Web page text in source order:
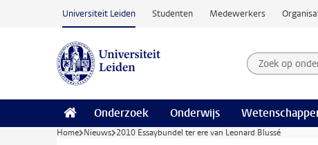
Ga naar hoofdinhoud
Universiteit Leiden Studenten Medewerkers
Zoek op
Zoekterm
Onderzoek Onderwijs
Home Nieuws 2010 Essaybundel ter ere van Leonard Blussé